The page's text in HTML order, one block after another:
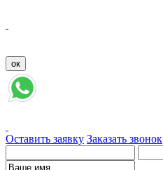
Оставить заявку Заказать звонок